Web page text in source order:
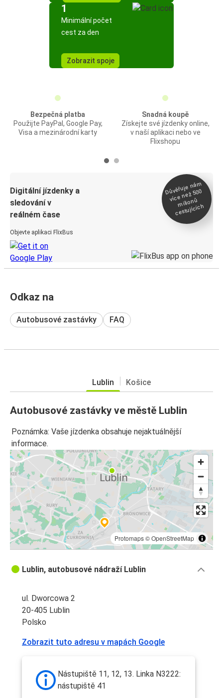
1
Minimální počet
cest za den
Zobrazit spoje
Bezpečná platba
Použijte PayPal, Google Pay,
Visa a mezinárodní karty
Snadná koupě
Získejte své jízdenky online,
v naší aplikaci nebo ve
Flixshopu
Digitální jízdenky a
sledování v
reálném čase
Objevte aplikaci FlixBus
Důvěřuje ná
m
více než 500
milionů
cestujících
Odkaz na
Autobusové zastávky FAQ
Lublin Košice
Autobusové zastávky ve městě Lublin
Poznámka: Vaše jízdenka obsahuje nejaktuálnější
informace.
Protomaps©OpenStreetMap
Lublin, autobusové nádraží Lublin
ul. Dworcowa 2
20-405 Lublin
Polsko
Zobrazit tuto adresu v mapách Google
Nástupiště 11, 12, 13. Linka N3222:
nástupiště 41